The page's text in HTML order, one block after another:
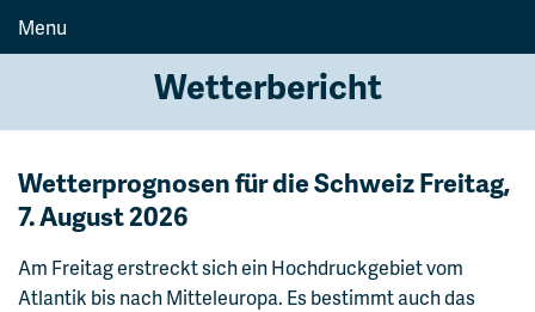
Wetterbericht
Wetterprognosen für die SchweizFreitag,
7. August 2026
Am Freitag erstreckt sich ein Hochdruckgebiet vom
Atlantik bis nach Mitteleuropa. Es bestimmt auch das
Menu